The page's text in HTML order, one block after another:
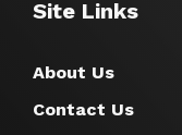
Site Links
About Us
Contact Us